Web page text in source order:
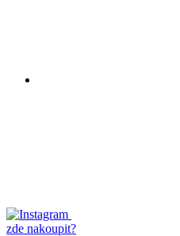
zde nakoupit?